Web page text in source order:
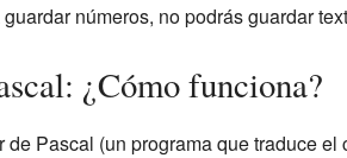
números, no podrás guardar
¿Cómo funciona?
Pascal (un programa que traduce